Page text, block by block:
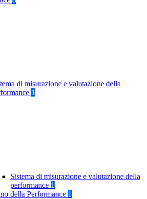
di misurazione e valutazione della
1
Sistema di misurazione e valutazione della
performance 1
della Performance 1